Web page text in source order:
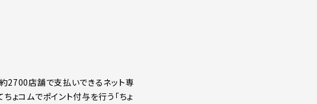
2700店舗で支払いできるネット専
ょコムでポイント付与を行う「ちょ